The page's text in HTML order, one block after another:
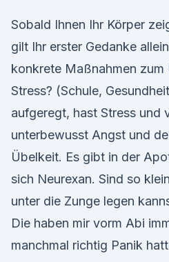
Sobald Ihnen Ihr Körper
gilt Ihr erster Gedanke
konkrete Maßnahmen zum
Stress? (Schule,
aufgeregt, hast Stress und
unterbewusst Angst und
Übelkeit. Es gibt in der
sich Neurexan. Sind so
unter die Zunge legen
Die haben mir vorm Abi
manchmal richtig Panik